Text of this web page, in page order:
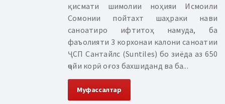
қисмати шимолии ноҳияи Исмоили
Сомонии пойтахт шаҳраки нави
саноатиро ифтитоҳ намуда, ба
фаъолияти 3 корхонаи калони саноатии
ҶСП Сантайлс (Suntiles) бо зиёда аз 650
ҷойи корӣ оғоз бахшиданд ва ба...
Муфассалтар